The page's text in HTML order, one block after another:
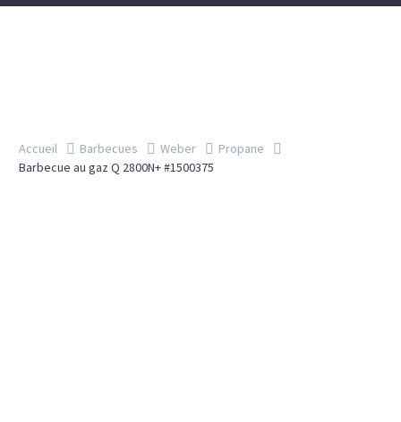
Accueil Barbecues Weber
Propane
Barbecue au gaz Q 2800N+ #1500375